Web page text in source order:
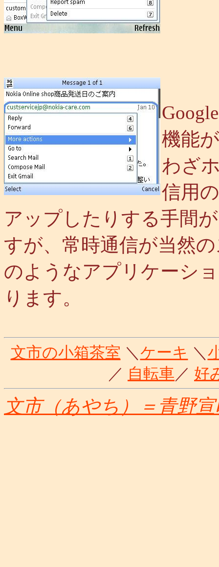
機能
わざ
信用
アップしたりする手間
すが、常時通信が当然
のようなアプリケーシ
ります。
文市の小箱茶室 ＼ ケーキ ＼
／ 自転車 ／ 好
文市（あやち）＝青野